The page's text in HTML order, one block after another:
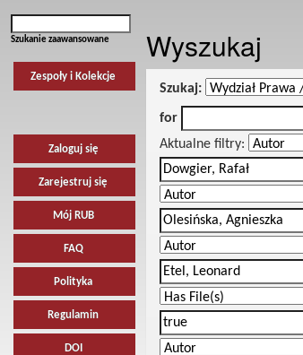
Szukanie zaawansowane
Zespoły i Kolekcje
Zaloguj się
Zarejestruj się
Mój RUB
FAQ
Polityka
Regulamin
DOI
Wyszukaj
Szukaj:
for
Aktualne filtry: